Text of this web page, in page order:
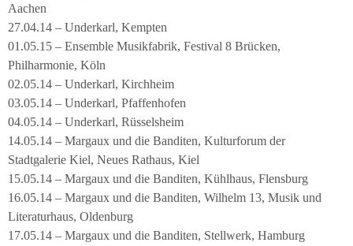
Aachen
27.04.14 – Underkarl, Kempten
01.05.15 – Ensemble Musikfabrik, Festival 8 Brücken,
Philharmonie, Köln
02.05.14 – Underkarl, Kirchheim
03.05.14 – Underkarl, Pfaffenhofen
04.05.14 – Underkarl, Rüsselsheim
14.05.14 – Margaux und die Banditen, Kulturforum der
Stadtgalerie Kiel, Neues Rathaus, Kiel
15.05.14 – Margaux und die Banditen, Kühlhaus, Flensburg
16.05.14 – Margaux und die Banditen, Wilhelm 13, Musik und
Literaturhaus, Oldenburg
17.05.14 – Margaux und die Banditen, Stellwerk, Hamburg